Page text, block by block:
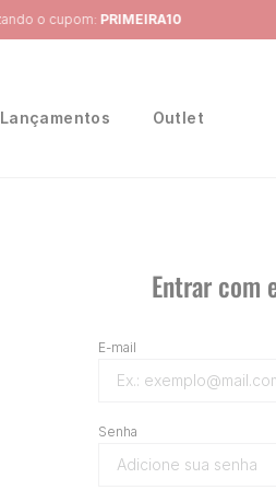
Frete Grátispara região
Lançamentos Outlet
Entrar com